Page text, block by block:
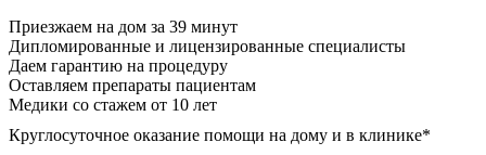
Приезжаем на дом за 39 минут
Дипломированные и лицензированные специалисты
Даем гарантию на процедуру
Оставляем препараты пациентам
Медики со стажем от 10 лет
Круглосуточное оказание помощи на дому и в клинике*